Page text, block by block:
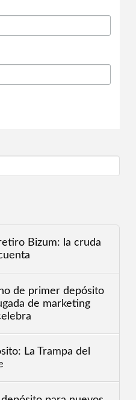
Bizum: la cruda
de primer depósito
de marketing
La Trampa del